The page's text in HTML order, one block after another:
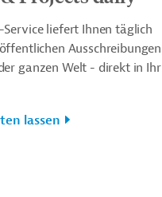
liefert Ihnen täglich
ganzen Welt - direkt in Ihr
lassen